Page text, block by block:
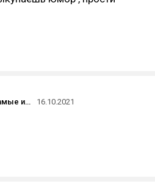
Лекарство или яд: самые интересные исследования про алкоголь
16.10.2021